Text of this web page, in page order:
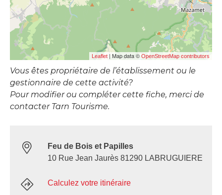
Leaflet | Map data ©OpenStreetMap contributors
Vous êtes propriétaire de l’établissement ou le
gestionnaire de cette activité?
Pour modifier ou compléter cette fiche, merci de
contacter Tarn Tourisme.
Feu de Bois et Papilles
10 Rue Jean Jaurès 81290 LABRUGUIERE
Calculez votre itinéraire